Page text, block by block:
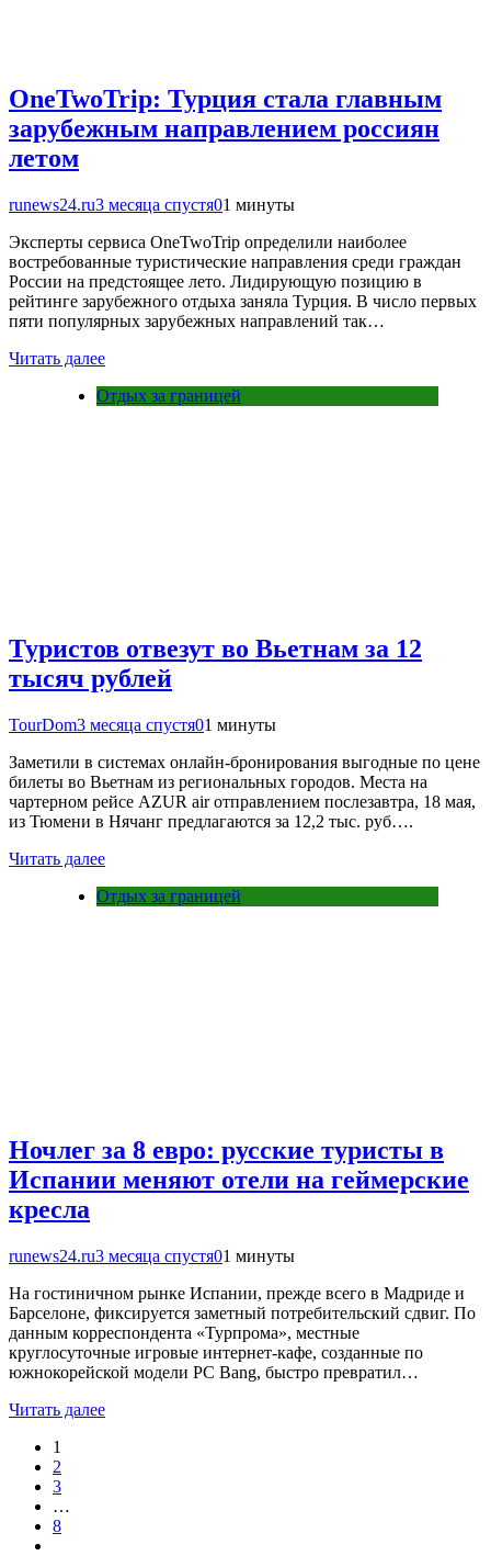
OneTwoTrip: Турция стала главным
зарубежным направлением россиян
летом
runews24.ru3 месяца спустя01 минуты
Эксперты сервиса OneTwoTrip определили наиболее
востребованные туристические направления среди граждан
России на предстоящее лето. Лидирующую позицию в
рейтинге зарубежного отдыха заняла Турция. В число первых
пяти популярных зарубежных направлений так…
Читать далее
Отдых за границей
Туристов отвезут во Вьетнам за 12
тысяч рублей
TourDom3 месяца спустя01 минуты
Заметили в системах онлайн-бронирования выгодные по цене
билеты во Вьетнам из региональных городов. Места на
чартерном рейсе AZUR air отправлением послезавтра, 18 мая,
из Тюмени в Нячанг предлагаются за 12,2 тыс. руб….
Читать далее
Отдых за границей
Ночлег за 8 евро: русские туристы в
Испании меняют отели на геймерские
кресла
runews24.ru3 месяца спустя01 минуты
На гостиничном рынке Испании, прежде всего в Мадриде и
Барселоне, фиксируется заметный потребительский сдвиг. По
данным корреспондента «Турпрома», местные
круглосуточные игровые интернет-кафе, созданные по
южнокорейской модели PC Bang, быстро превратил…
Читать далее
1
2
3
…
8